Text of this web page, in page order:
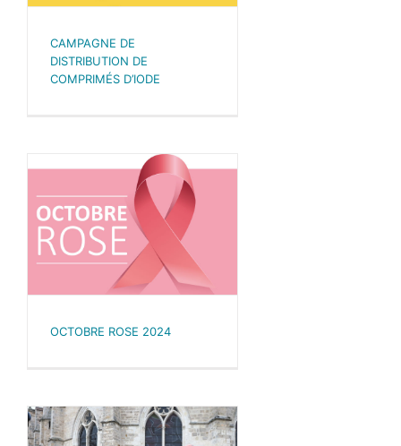
CAMPAGNE DE
DISTRIBUTION DE
COMPRIMÉS D’IODE
OCTOBRE ROSE 2024